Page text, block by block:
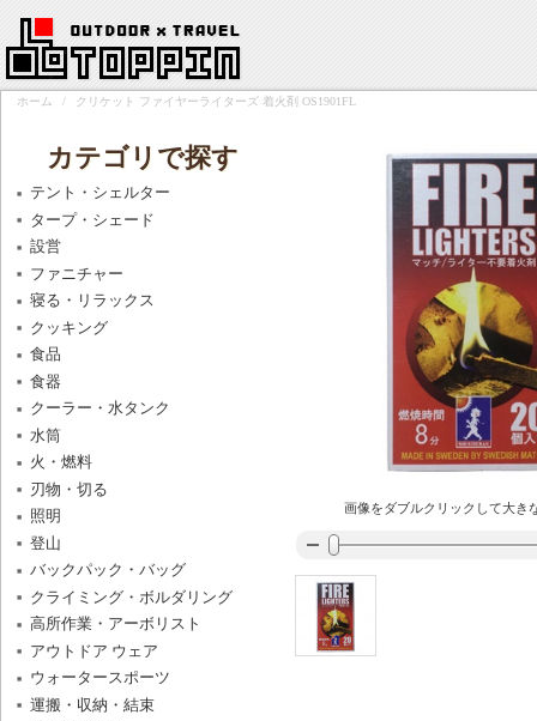
ホーム / クリケット ファイヤーライターズ 着火剤 OS1901FL
画像をダブルクリックして大き
カテゴリで探す
テント・シェルター
タープ・シェード
設営
ファニチャー
寝る・リラックス
クッキング
食品
食器
クーラー・水タンク
水筒
火・燃料
刃物・切る
照明
登山
バックパック・バッグ
クライミング・ボルダリング
高所作業・アーボリスト
アウトドア ウェア
ウォータースポーツ
運搬・収納・結束